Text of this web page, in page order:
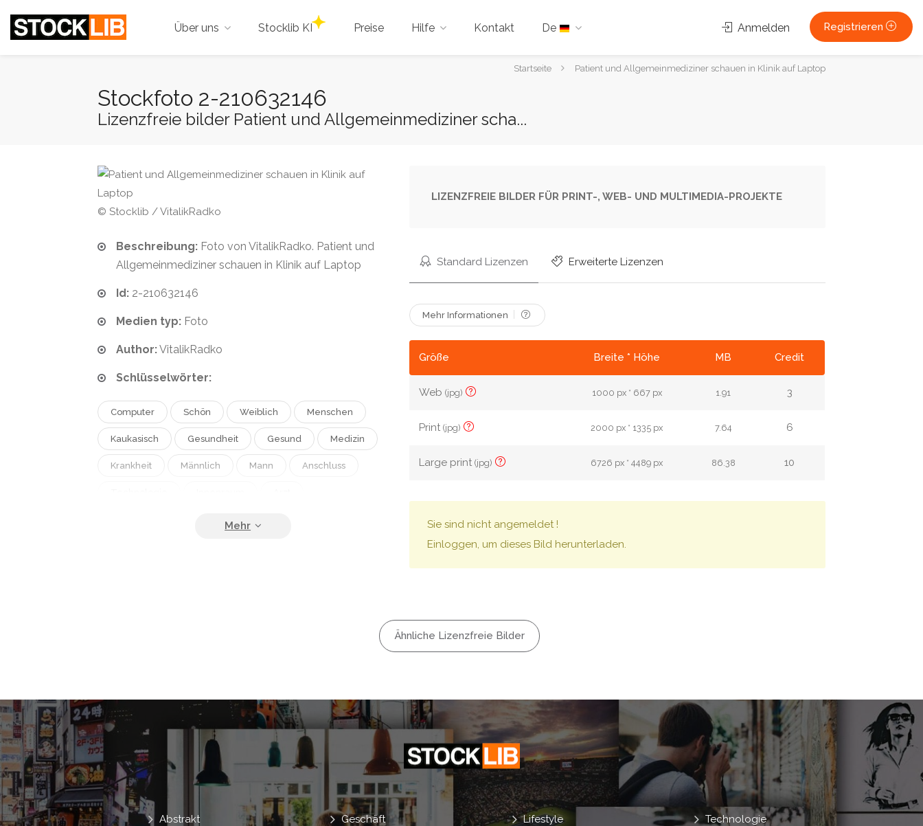
Über uns Stocklib KI Preise Hilfe Kontakt De Anmelden Registrieren
Startseite Patient und Allgemeinmediziner schauen in Klinik auf Laptop
Stockfoto 2-210632146
Lizenzfreie bilder Patient und Allgemeinmediziner scha...
© Stocklib / VitalikRadko
Beschreibung: Foto von VitalikRadko. Patient und
Allgemeinmediziner schauen in Klinik auf Laptop
Id: 2-210632146
Medien typ: Foto
Author:VitalikRadko
Schlüsselwörter:
Computer Schön Weiblich Menschen
Kaukasisch Gesundheit Gesund Medizin
Krankheit Männlich Mann Anschluss
LIZENZFREIE BILDER FÜR PRINT-, WEB- UND MULTIMEDIA-PROJEKTE
Standard Lizenzen Erweiterte Lizenzen
Mehr Informationen
Größe Breite * Höhe MB Credit
Web(jpg) 1000 px * 667 px 1.91 3
Print(jpg) 2000 px * 1335 px 7.64 6
Large print(jpg) 6726 px * 4489 px 86.38 10
Sie sind nicht angemeldet !
Einloggen, um dieses Bild herunterladen.
Ähnliche Lizenzfreie Bilder
Abstrakt
Geschäft
Lifestyle
Technologie